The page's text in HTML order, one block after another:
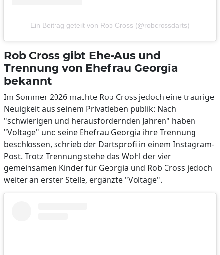
Ein Beitrag geteilt von Rob Cross (@robcrossdarts)
Rob Cross gibt Ehe-Aus und
Trennung von Ehefrau Georgia
bekannt
Im Sommer 2026 machte Rob Cross jedoch eine traurige
Neuigkeit aus seinem Privatleben publik: Nach
"schwierigen und herausfordernden Jahren" haben
"Voltage" und seine Ehefrau Georgia ihre Trennung
beschlossen, schrieb der Dartsprofi in einem Instagram-
Post. Trotz Trennung stehe das Wohl der vier
gemeinsamen Kinder für Georgia und Rob Cross jedoch
weiter an erster Stelle, ergänzte "Voltage".